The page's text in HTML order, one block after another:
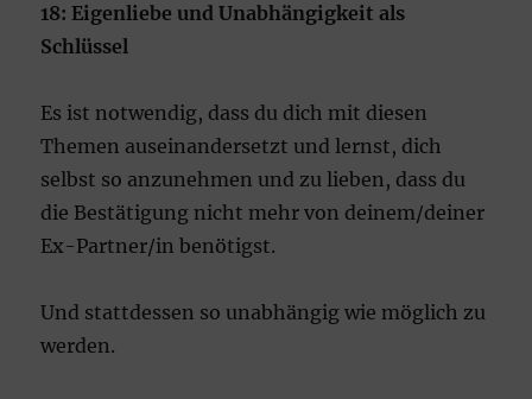
18: Eigenliebe und Unabhängigkeit als
Schlüssel
Es ist notwendig, dass du dich mit diesen
Themen auseinandersetzt und lernst, dich
selbst so anzunehmen und zu lieben, dass du
die Bestätigung nicht mehr von deinem/deiner
Ex-Partner/in benötigst.
Und stattdessen so unabhängig wie möglich zu
werden.